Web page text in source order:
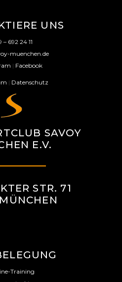
UNS
– 692 24 11
muenchen.de
| Facebook
| Datenschutz
SAVOY
E.V.
STR. 71
Training